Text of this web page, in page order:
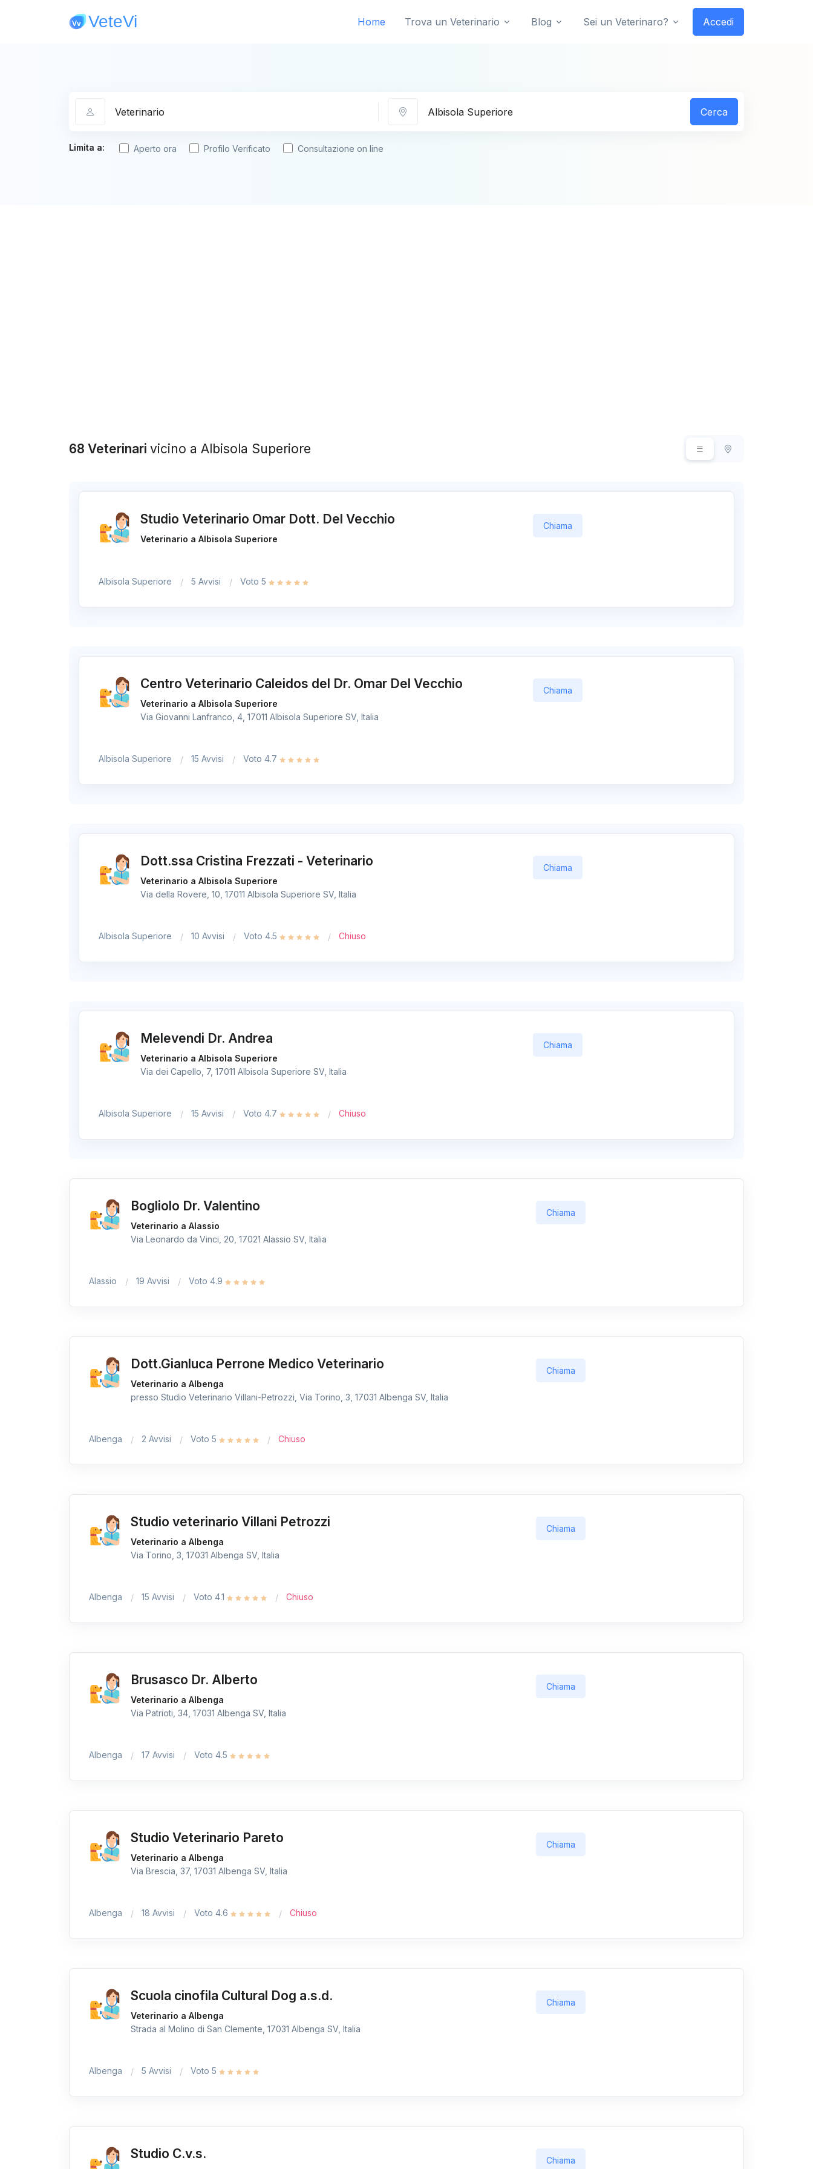
Home Trova un Veterinario Blog Sei un Veterinaro? Accedi
Cerca
Limita a: Aperto ora Profilo Verificato Consultazione on line
68 Veterinari vicino a Albisola Superiore
Studio Veterinario Omar Dott. Del Vecchio
Veterinario a Albisola Superiore
Chiama
Albisola Superiore 5 Avvisi Voto 5
Centro Veterinario Caleidos del Dr. Omar Del Vecchio
Veterinario a Albisola Superiore
Via Giovanni Lanfranco, 4, 17011 Albisola Superiore SV, Italia
Chiama
Albisola Superiore 15 Avvisi Voto 4.7
Dott.ssa Cristina Frezzati - Veterinario
Veterinario a Albisola Superiore
Via della Rovere, 10, 17011 Albisola Superiore SV, Italia
Chiama
Albisola Superiore 10 Avvisi Voto 4.5 Chiuso
Melevendi Dr. Andrea
Veterinario a Albisola Superiore
Via dei Capello, 7, 17011 Albisola Superiore SV, Italia
Chiama
Albisola Superiore 15 Avvisi Voto 4.7 Chiuso
Bogliolo Dr. Valentino
Veterinario a Alassio
Via Leonardo da Vinci, 20, 17021 Alassio SV, Italia
Chiama
Alassio 19 Avvisi Voto 4.9
Dott.Gianluca Perrone Medico Veterinario
Veterinario a Albenga
presso Studio Veterinario Villani-Petrozzi, Via Torino, 3, 17031 Albenga SV, Italia
Chiama
Albenga 2 Avvisi Voto 5 Chiuso
Studio veterinario Villani Petrozzi
Veterinario a Albenga
Via Torino, 3, 17031 Albenga SV, Italia
Chiama
Albenga 15 Avvisi Voto 4.1 Chiuso
Brusasco Dr. Alberto
Veterinario a Albenga
Via Patrioti, 34, 17031 Albenga SV, Italia
Chiama
Albenga 17 Avvisi Voto 4.5
Studio Veterinario Pareto
Veterinario a Albenga
Via Brescia, 37, 17031 Albenga SV, Italia
Chiama
Albenga 18 Avvisi Voto 4.6 Chiuso
Scuola cinofila Cultural Dog a.s.d.
Veterinario a Albenga
Strada al Molino di San Clemente, 17031 Albenga SV, Italia
Chiama
Albenga 5 Avvisi Voto 5
Studio C.v.s. Chiama